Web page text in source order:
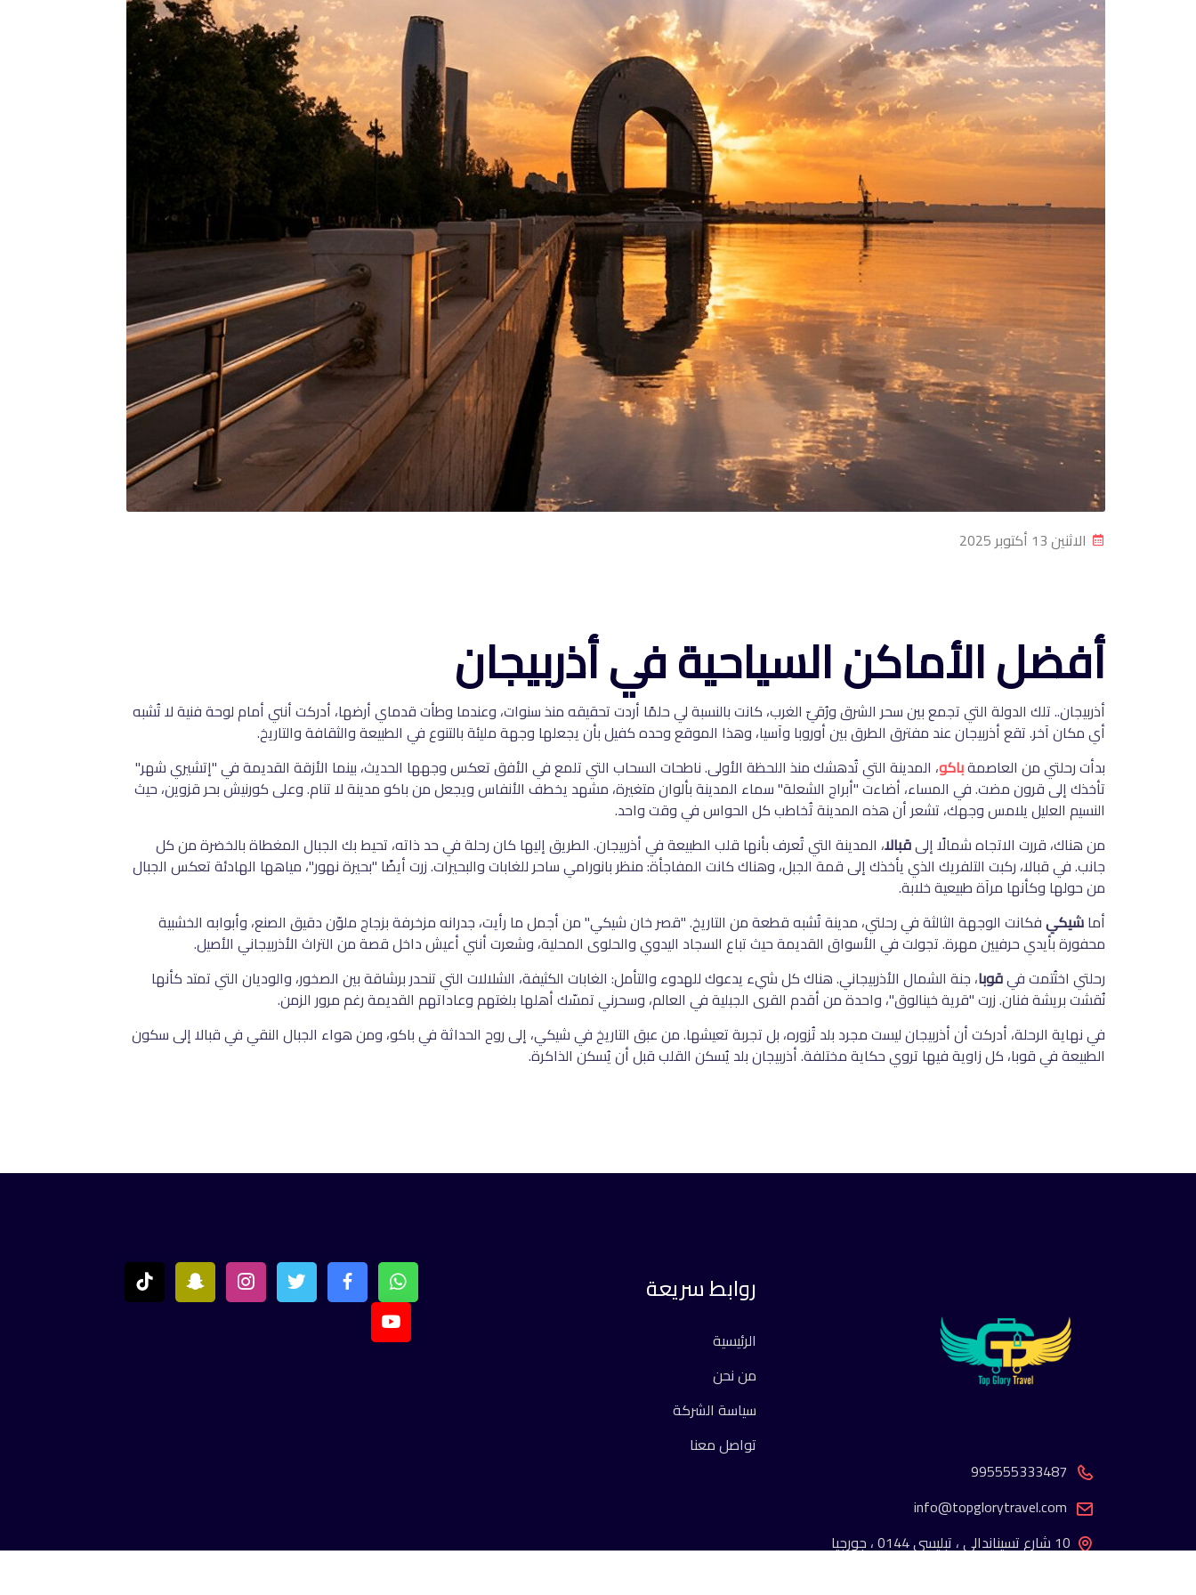
الاثنين 13 أكتوبر 2025
أفضل الأماكن السياحية في أذربيجان
أذربيجان.. تلك الدولة التي تجمع بين سحر الشرق ورُقيّ الغرب، كانت بالنسبة لي حلمًا أردت تحقيقه منذ سنوات، وعندما وطأت قدماي أرضها، أدركت أنني أمام لوحة فنية لا تُشبه
أي مكان آخر. تقع أذربيجان عند مفترق الطرق بين أوروبا وآسيا، وهذا الموقع وحده كفيل بأن يجعلها وجهة مليئة بالتنوع في الطبيعة والثقافة والتاريخ.
بدأت رحلتي من العاصمةباكو، المدينة التي تُدهشك منذ اللحظة الأولى. ناطحات السحاب التي تلمع في الأفق تعكس وجهها الحديث، بينما الأزقة القديمة في "إتشيري شهر"
تأخذك إلى قرون مضت. في المساء، أضاءت "أبراج الشعلة" سماء المدينة بألوان متغيرة، مشهد يخطف الأنفاس ويجعل من باكو مدينة لا تنام. وعلى كورنيش بحر قزوين، حيث
النسيم العليل يلامس وجهك، تشعر أن هذه المدينة تُخاطب كل الحواس في وقت واحد.
من هناك، قررت الاتجاه شمالًا إلىقبالا، المدينة التي تُعرف بأنها قلب الطبيعة في أذربيجان. الطريق إليها كان رحلة في حد ذاته، تحيط بك الجبال المغطاة بالخضرة من كل
جانب. في قبالا، ركبت التلفريك الذي يأخذك إلى قمة الجبل، وهناك كانت المفاجأة: منظر بانورامي ساحر للغابات والبحيرات. زرت أيضًا "بحيرة نهور"، مياهها الهادئة تعكس الجبال
من حولها وكأنها مرآة طبيعية خلابة.
أماشيكيفكانت الوجهة الثالثة في رحلتي، مدينة تُشبه قطعة من التاريخ. "قصر خان شيكي" من أجمل ما رأيت، جدرانه مزخرفة بزجاج ملوّن دقيق الصنع، وأبوابه الخشبية
محفورة بأيدي حرفيين مهرة. تجولت في الأسواق القديمة حيث تباع السجاد اليدوي والحلوى المحلية، وشعرت أنني أعيش داخل قصة من التراث الأذربيجاني الأصيل.
رحلتي اختُتمت فيقوبا، جنة الشمال الأذربيجاني. هناك كل شيء يدعوك للهدوء والتأمل: الغابات الكثيفة، الشلالات التي تنحدر برشاقة بين الصخور، والوديان التي تمتد كأنها
نُقشت بريشة فنان. زرت "قرية خينالوق"، واحدة من أقدم القرى الجبلية في العالم، وسحرني تمسّك أهلها بلغتهم وعاداتهم القديمة رغم مرور الزمن.
في نهاية الرحلة، أدركت أن أذربيجان ليست مجرد بلد تُزوره، بل تجربة تعيشها. من عبق التاريخ في شيكي، إلى روح الحداثة في باكو، ومن هواء الجبال النقي في قبالا إلى سكون
الطبيعة في قوبا، كل زاوية فيها تروي حكاية مختلفة. أذربيجان بلد يُسكن القلب قبل أن يُسكن الذاكرة.
995555333487
info@topglorytravel.com
10 شارع تسيناندالي ، تبليسي 0144 ، جورجيا
روابط سريعة
الرئيسية
من نحن
سياسة الشركة
تواصل معنا